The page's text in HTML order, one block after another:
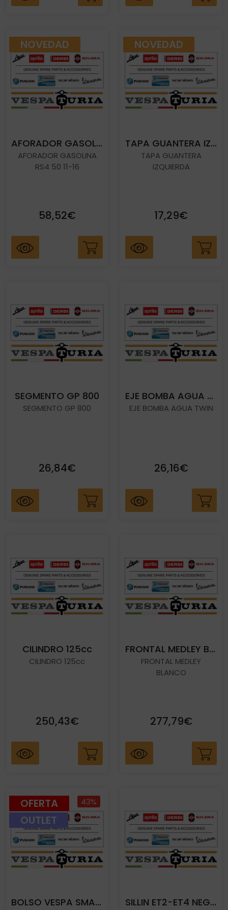
NOVEDAD
AFORADOR GASOLINA RS4 50 11-16
AFORADOR GASOLINA
RS4 50 11-16
58,52€
NOVEDAD
TAPA GUANTERA IZQUIERDA
TAPA GUANTERA
IZQUIERDA
17,29€
SEGMENTO GP 800
SEGMENTO GP 800
26,84€
EJE BOMBA AGUA TWIN
EJE BOMBA AGUA TWIN
26,16€
CILINDRO 125cc
CILINDRO 125cc
250,43€
FRONTAL MEDLEY BLANCO
FRONTAL MEDLEY
BLANCO
277,79€
43%
OFERTA
OUTLET
BOLSO VESPA SMART AZUL DARK SILLIN ET2-ET4 NEGRO